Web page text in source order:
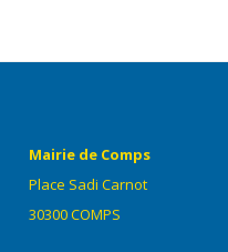
Mairie de Comps
Place Sadi Carnot
30300 COMPS